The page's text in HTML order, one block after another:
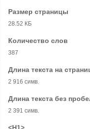
Размер страницы
28.52 КБ
Количество слов
387
Длина текста на
2 916 симв.
Длина текста без
2 391 симв.